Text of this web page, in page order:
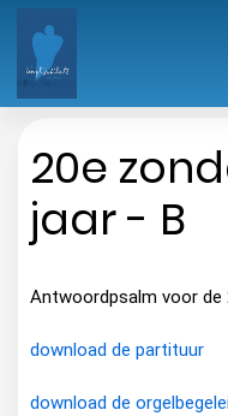
20e
jaar - B
Antwoordpsalm voor de
download de partituur
download de